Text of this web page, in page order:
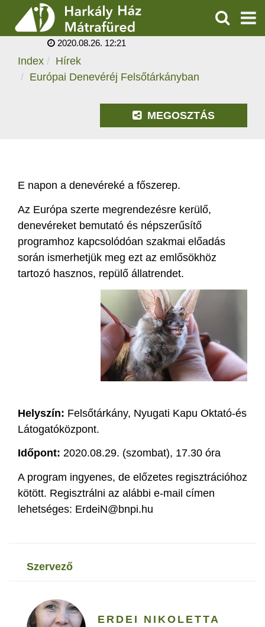
PROGRAMOK
KERESÉS
EURÓPAI DENEVÉRÉJ
FELSŐTÁRKÁNYBAN
2020.08.26. 12:21
Index
Hírek
Európai Denevéréj Felsőtárkányban
MEGOSZTÁS
E napon a denevéreké a főszerep.
Az Európa szerte megrendezésre kerülő,
denevéreket bemutató és népszerűsítő
programhoz kapcsolódóan szakmai előadás
során ismerhetjük meg ezt az emlősökhöz
tartozó hasznos, repülő állatrendet.
Helyszín: Felsőtárkány, Nyugati Kapu Oktató-és
Látogatóközpont.
Időpont: 2020.08.29. (szombat), 17.30 óra
A program ingyenes, de előzetes regisztrációhoz
kötött. Regisztrálni az alábbi e-mail címen
lehetséges: ErdeiN@bnpi.hu
szervező
ERDEI NIKOLETTA